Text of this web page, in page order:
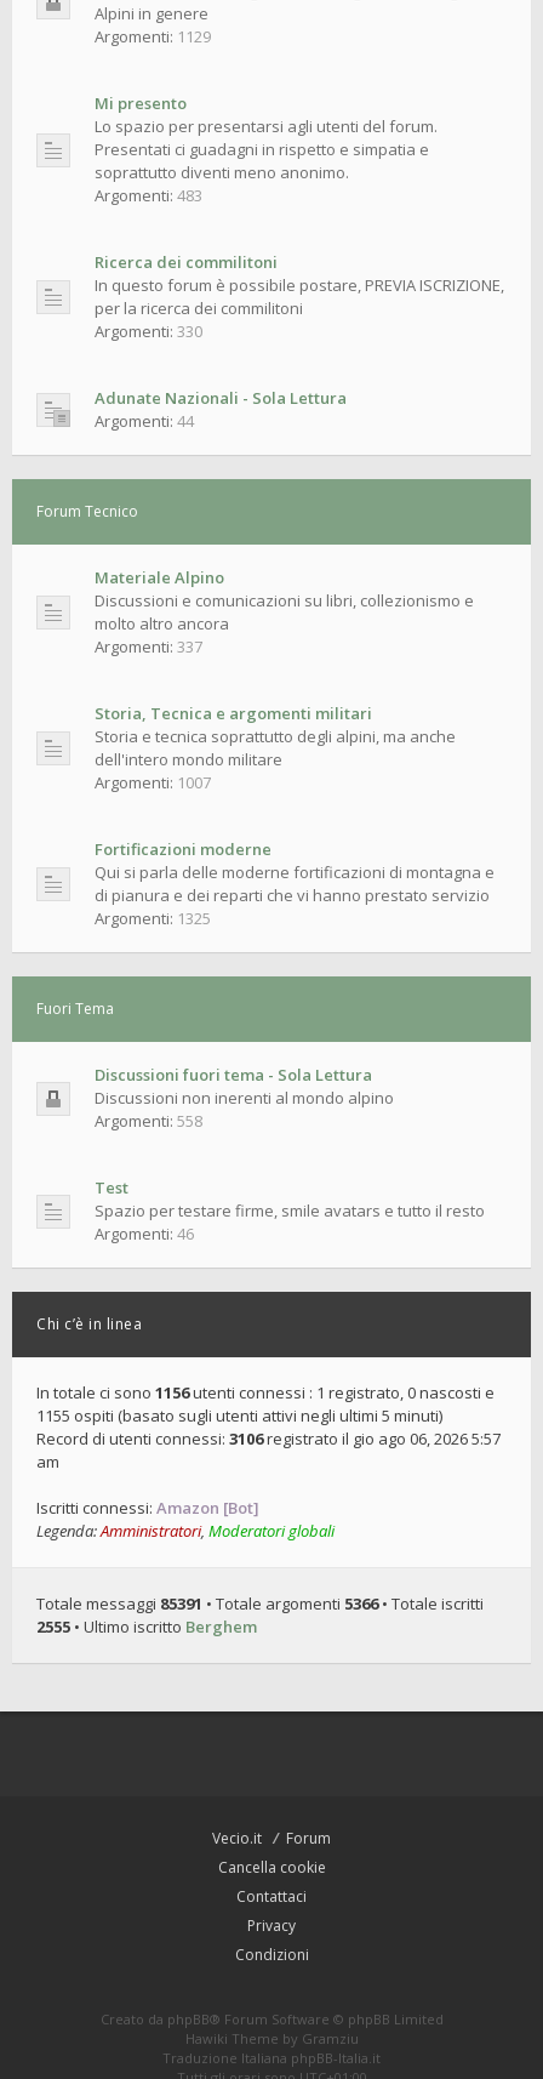
Alpini in genere
Argomenti: 1129
Mi presento
Lo spazio per presentarsi agli utenti del forum.
Presentati ci guadagni in rispetto e simpatia e
soprattutto diventi meno anonimo.
Argomenti: 483
Ricerca dei commilitoni
In questo forum è possibile postare, PREVIA ISCRIZIONE,
per la ricerca dei commilitoni
Argomenti: 330
Adunate Nazionali - Sola Lettura
Argomenti: 44
Forum Tecnico
Materiale Alpino
Discussioni e comunicazioni su libri, collezionismo e
molto altro ancora
Argomenti: 337
Storia, Tecnica e argomenti militari
Storia e tecnica soprattutto degli alpini, ma anche
dell'intero mondo militare
Argomenti: 1007
Fortificazioni moderne
Qui si parla delle moderne fortificazioni di montagna e
di pianura e dei reparti che vi hanno prestato servizio
Argomenti: 1325
Fuori Tema
Discussioni fuori tema - Sola Lettura
Discussioni non inerenti al mondo alpino
Argomenti: 558
Test
Spazio per testare firme, smile avatars e tutto il resto
Argomenti: 46
Chi c’è in linea
In totale ci sono 1156utenti connessi : 1 registrato, 0 nascosti e
1155 ospiti (basato sugli utenti attivi negli ultimi 5 minuti)
Record di utenti connessi: 3106registrato il gio ago 06, 2026 5:57
am
Iscritti connessi: Amazon [Bot]
Legenda:Amministratori, Moderatori globali
Totale messaggi 85391 • Totale argomenti 5366• Totale iscritti
2555 • Ultimo iscritto Berghem
Vecio.it
Forum
Cancella cookie
Contattaci
Privacy
Condizioni
Creato da phpBB® Forum Software © phpBB Limited
Hawiki Theme by Gramziu
Traduzione Italiana phpBB-Italia.it